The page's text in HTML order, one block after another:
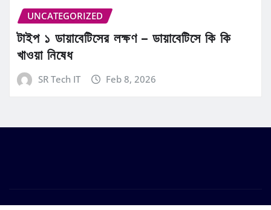
UNCATEGORIZED
টাইপ ১ ডায়াবেটিসের লক্ষণ – ডায়াবেটিসে কি কি
খাওয়া নিষেধ
SR Tech IT Feb 8, 2026